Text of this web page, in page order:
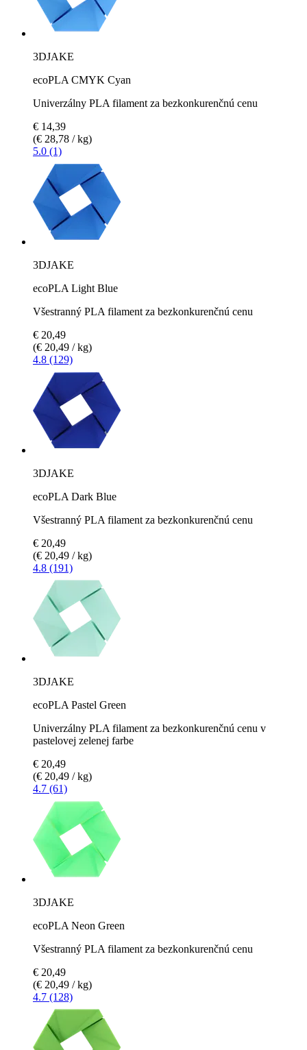
3DJAKE
ecoPLA CMYK Cyan
Univerzálny PLA filament za bezkonkurenčnú cenu
€ 14,39
(€ 28,78 / kg)
5.0 (1)
3DJAKE
ecoPLA Light Blue
Všestranný PLA filament za bezkonkurenčnú cenu
€ 20,49
(€ 20,49 / kg)
4.8 (129)
3DJAKE
ecoPLA Dark Blue
Všestranný PLA filament za bezkonkurenčnú cenu
€ 20,49
(€ 20,49 / kg)
4.8 (191)
3DJAKE
ecoPLA Pastel Green
Univerzálny PLA filament za bezkonkurenčnú cenu v
pastelovej zelenej farbe
€ 20,49
(€ 20,49 / kg)
4.7 (61)
3DJAKE
ecoPLA Neon Green
Všestranný PLA filament za bezkonkurenčnú cenu
€ 20,49
(€ 20,49 / kg)
4.7 (128)